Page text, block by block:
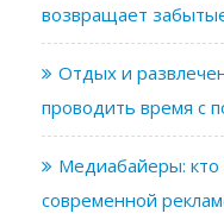
возвращает
Отдых и
проводить время с
Медиабайеры:
современной